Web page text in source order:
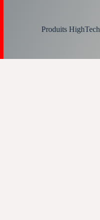
Produits HighTech